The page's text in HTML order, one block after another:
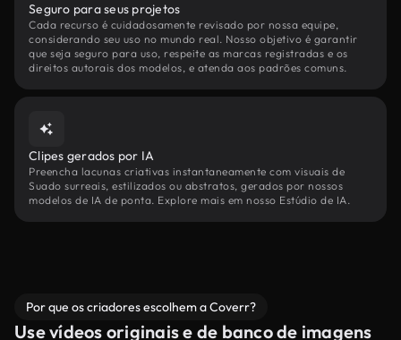
Seguro para seus projetos
Cada recurso é cuidadosamente revisado por nossa equipe,
considerando seu uso no mundo real. Nosso objetivo é garantir
que seja seguro para uso, respeite as marcas registradas e os
direitos autorais dos modelos, e atenda aos padrões comuns.
Clipes gerados por IA
Preencha lacunas criativas instantaneamente com visuais de
Suado surreais, estilizados ou abstratos, gerados por nossos
modelos de IA de ponta. Explore mais em nosso Estúdio de IA.
Por que os criadores escolhem a Coverr?
Use vídeos originais e de banco de imagens